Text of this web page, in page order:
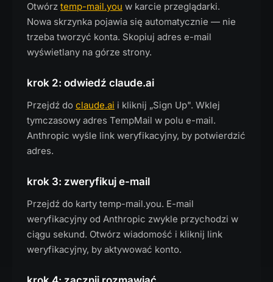
Otwórz temp-mail.you w karcie przeglądarki.
Nowa skrzynka pojawia się automatycznie — nie
trzeba tworzyć konta. Skopiuj adres e-mail
wyświetlany na górze strony.
krok 2: odwiedź claude.ai
Przejdź do claude.ai i kliknij „Sign Up". Wklej
tymczasowy adres TempMail w polu e-mail.
Anthropic wyśle link weryfikacyjny, by potwierdzić
adres.
krok 3: zweryfikuj e-mail
Przejdź do karty temp-mail.you. E-mail
weryfikacyjny od Anthropic zwykle przychodzi w
ciągu sekund. Otwórz wiadomość i kliknij link
weryfikacyjny, by aktywować konto.